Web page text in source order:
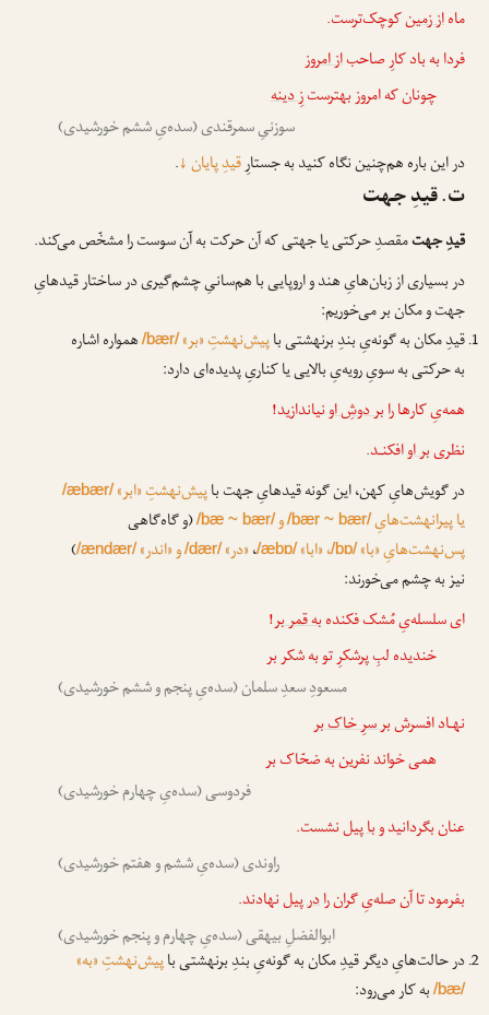
ماهاز زمینکوچک‌ترست.
فردا به باد کارِ صاحباز امروز
چونان که امروز بهترستزِ دینه
سوزنیِ سمرقندی (سده‌یِ ششم خورشیدی)
در این باره هم‌چنین نگاه کنید به جستارِقیدِ پایان↓
.
ت. قیدِ جهت
قیدِ جهتمقصدِ حرکتی یا جهتی که آن حرکت به آن سوست را مشخّص می‌کند.
در بسیاری از زبان‌هایِ هند و اروپایی با هم‌سانیِ چشم‌گیری در ساختار قیدهایِ
جهت و مکان بر می‌خوریم:
قیدِ مکان به گونه‌یِ بندِ برنهشتی باپیش‌نهشتِ «بر»/bær/همواره اشاره
به حرکتی به سویِ رویه‌یِ بالایی یا کناریِ پدیده‌ای دارد:
همه‌یِ کارها رابر دوشِ اونیاندازید!
نظریبر اوافکنـد.
در گویش‌هایِ کهن، این گونه قیدهایِ جهت باپیش‌نهشتِ «ابر»/æbær/
یا پیرانهشت‌هایِ/bær ~ bær/و/bæ ~ bær/(و گاه‌گاهی
پس‌نهشت‌هایِ «با»/bɒ/، «ابا»/æbɒ/،«در»/dær/و «اندر»/ændær/
)
نیز به چشم می‌خورند:
ای سلسله‌یِ مُشک فکندهبه قمر بر!
خندیده لبِ پرشکرِ تو به شکر بر
مسعودِ سعدِ سلمان (سده‌یِ پنجم و ششم خورشیدی)
نهـاد افسرشبر سرِ خاک بر
همی خواند نفرین به ضحّاک بر
فردوسی (سده‌یِ چهارم خورشیدی)
عنان بگردانید وبا پیلنشست.
راوندی (سده‌یِ ششم و هفتم خورشیدی)
بفرمود تا آن صله‌یِ گران رادر پیلنهادند.
ابوالفضلِ بیهقی (سده‌یِ چهارم و پنجم خورشیدی)
در حالت‌هایِ دیگر قیدِ مکان به گونه‌یِ بندِ برنهشتی باپیش‌نهشتِ «به»
/bæ/به کار می‌رود: